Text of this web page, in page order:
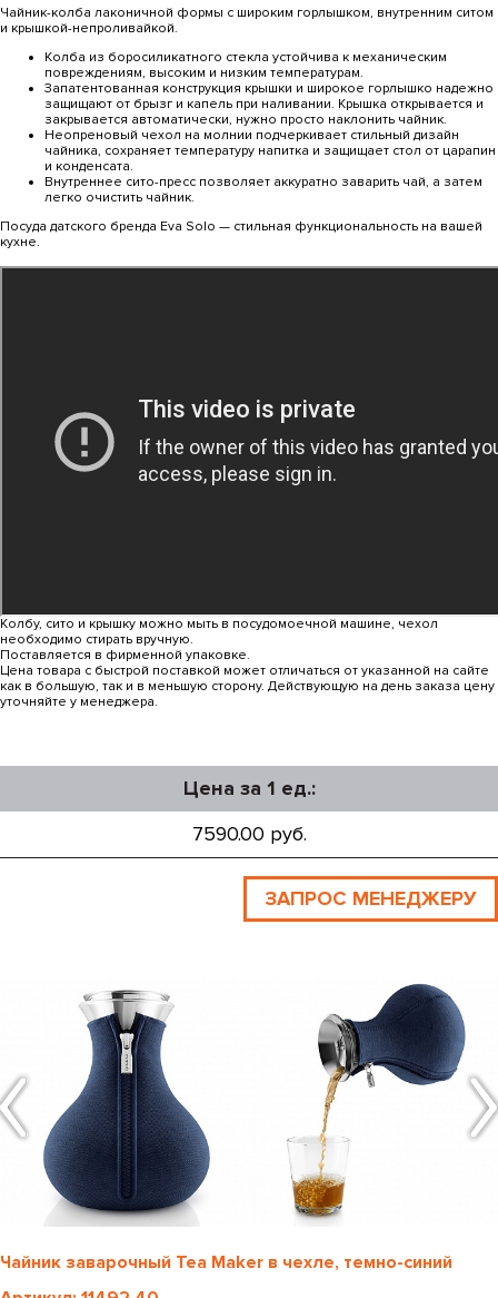
Чайник-колба лаконичной формы с широким горлышком, внутренним ситом
и крышкой-непроливайкой.
Колба из боросиликатного стекла устойчива к механическим
повреждениям, высоким и низким температурам.
Запатентованная конструкция крышки и широкое горлышко надежно
защищают от брызг и капель при наливании. Крышка открывается и
закрывается автоматически, нужно просто наклонить чайник.
Неопреновый чехол на молнии подчеркивает стильный дизайн
чайника, сохраняет температуру напитка и защищает стол от царапин
и конденсата.
Внутреннее сито-пресс позволяет аккуратно заварить чай, а затем
легко очистить чайник.
Посуда датского бренда Eva Solo — стильная функциональность на вашей
кухне.
Колбу, сито и крышку можно мыть в посудомоечной машине, чехол
необходимо стирать вручную.
Поставляется в фирменной упаковке.
Цена товара с быстрой поставкой может отличаться от указанной на сайте
как в большую, так и в меньшую сторону. Действующую на день заказа цену
уточняйте у менеджера.
Цена за 1 ед.:
7590.00 руб.
ЗАПРОС МЕНЕДЖЕРУ
Чайник заварочный Tea Maker в чехле, темно-синий